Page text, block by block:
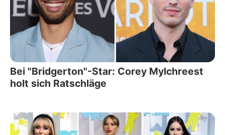
Bei "Bridgerton"-Star: Corey Mylchreest
holt sich Ratschläge